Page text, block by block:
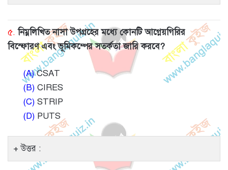
৫. নিম্নলিখিত নাসা উপগ্রহের মধ্যে কোনটি আগ্নেয়গিরির
বিস্ফোরণ এবং ভূমিকম্পের সতর্কতা জারি করবে?
(A)CSAT
(B) CIRES
(C) STRIP
(D) PUTS
উত্তর :